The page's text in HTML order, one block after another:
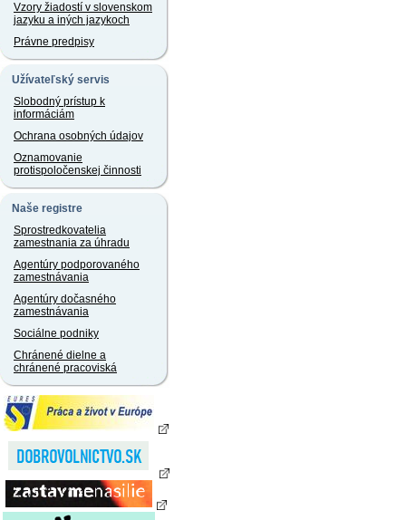
Vzory žiadostí v slovenskom
jazyku a iných jazykoch
Právne predpisy
Užívateľský servis
Slobodný prístup k
informáciám
Ochrana osobných údajov
Oznamovanie
protispoločenskej činnosti
Naše registre
Sprostredkovatelia
zamestnania za úhradu
Agentúry podporovaného
zamestnávania
Agentúry dočasného
zamestnávania
Sociálne podniky
Chránené dielne a
chránené pracoviská